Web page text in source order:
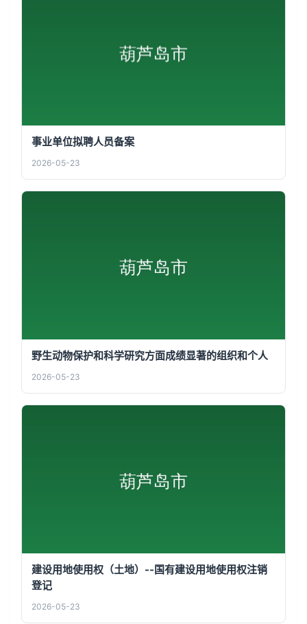
事业单位拟聘人员备案
2026-05-23
野生动物保护和科学研究方面成绩显著的组织和个人
2026-05-23
建设用地使用权（土地）--国有建设用地使用权注销
登记
2026-05-23